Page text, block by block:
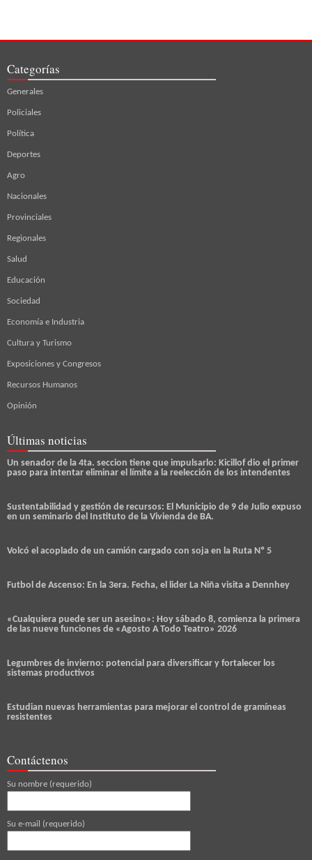
Categorías
Generales
Policiales
Política
Deportes
Agro
Nacionales
Provinciales
Regionales
Salud
Educación
Sociedad
Economía e Industria
Cultura y Turismo
Exposiciones y Congresos
Recursos Humanos
Opinión
Últimas noticias
Un senador de la 4ta. seccion tiene que impulsarlo: Kicillof dio el primer
paso para intentar eliminar el límite a la reelección de los intendentes
Sustentabilidad y gestión de recursos: El Municipio de 9 de Julio expuso
en un seminario del Instituto de la Vivienda de BA.
Volcó el acoplado de un camión cargado con soja en la Ruta Nº 5
Futbol de Ascenso: En la 3era. Fecha, el lider La Niña visita a Dennhey
«Cualquiera puede ser un asesino»: Hoy sábado 8, comienza la primera
de las nueve funciones de «Agosto A Todo Teatro» 2026
Legumbres de invierno: potencial para diversificar y fortalecer los
sistemas productivos
Estudian nuevas herramientas para mejorar el control de gramíneas
resistentes
Contáctenos
Su nombre (requerido)
Su e-mail (requerido)